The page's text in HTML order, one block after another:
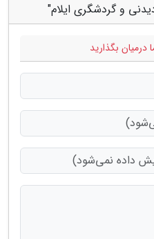
و گردشگری ایلام"
درمیان بگذارید